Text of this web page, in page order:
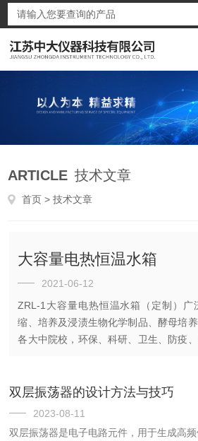
ARTICLE 技术文章
首页 > 技术文章
大容量电热恒温水箱
2021-06-12
ZRL-1大容量电热恒温水箱（定制）广
缩、培养及浸渍生物化学制品、酵母培
各大中院校，环保、科研、卫生、防疫
双层振荡器的设计方法与技巧
2023-08-11
双层振荡器是电子电路元件，用于生成高